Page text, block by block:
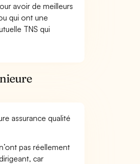
avoir de meilleurs
qui ont une
TNS qui
assurance qualité
pas réellement
car